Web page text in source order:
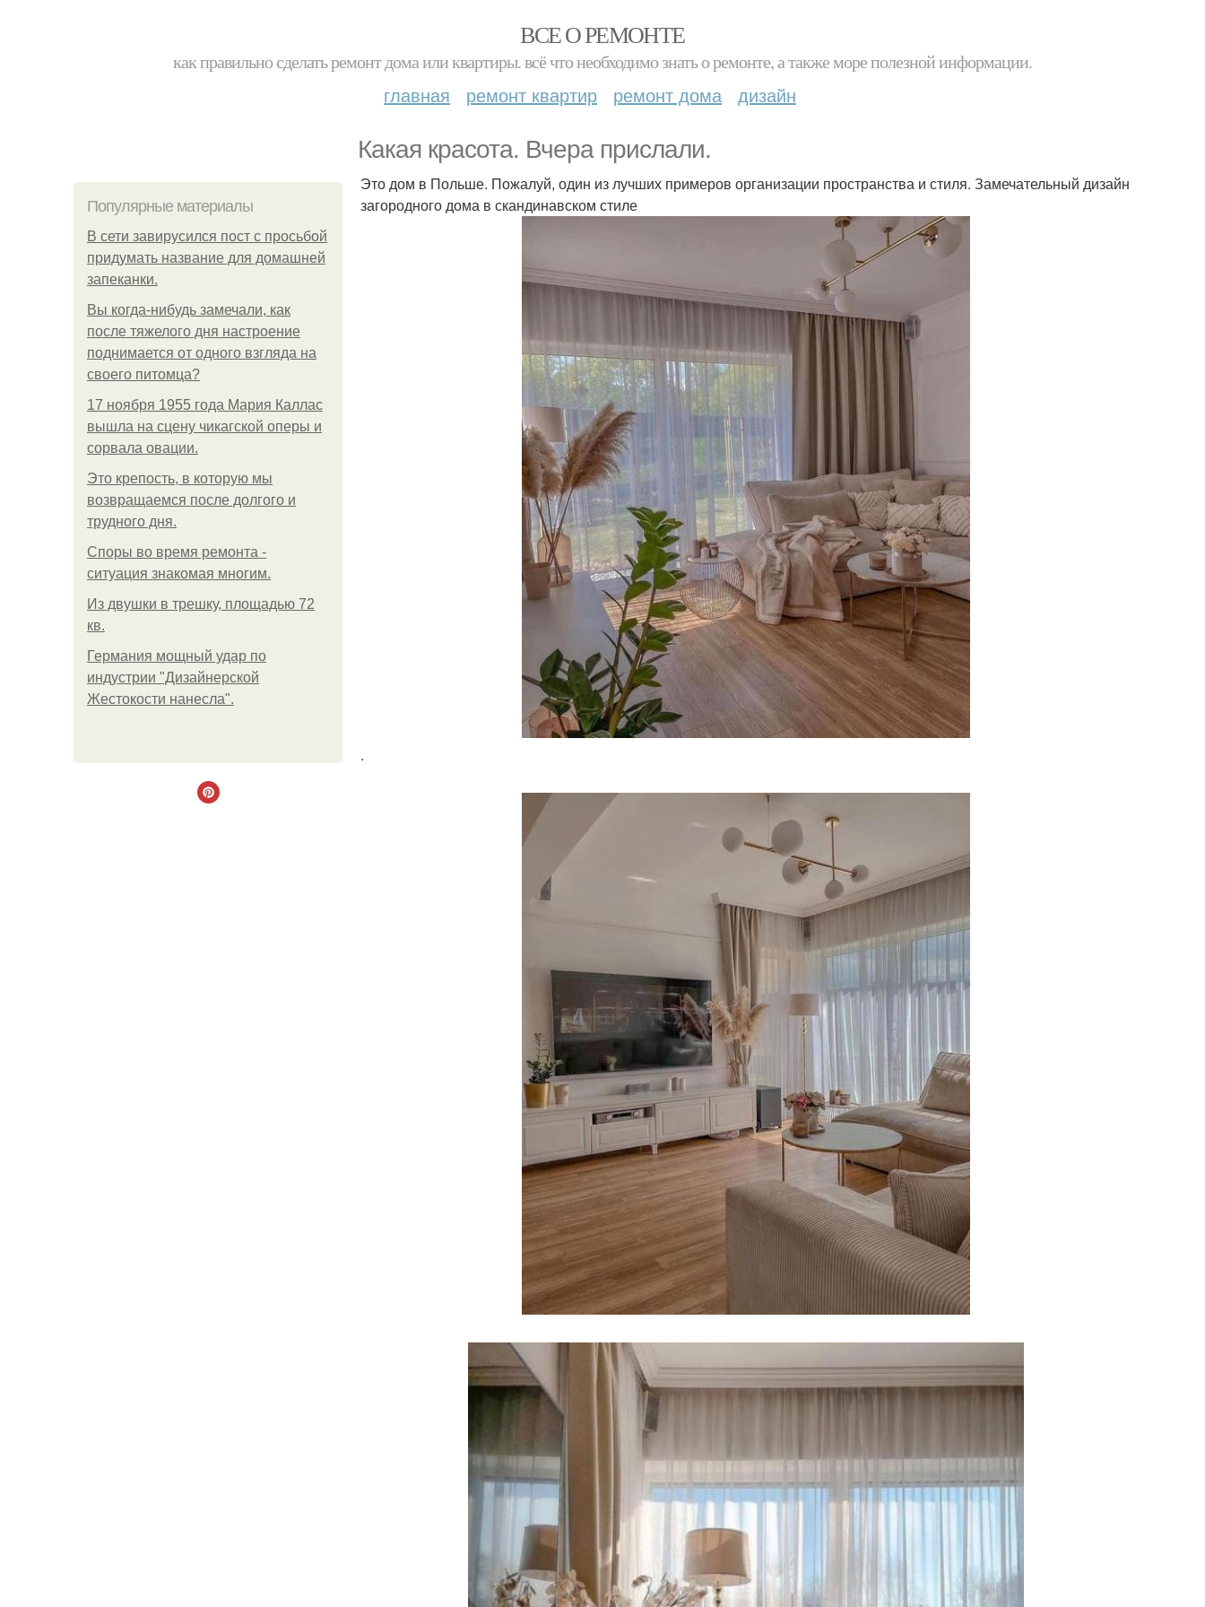
ВСЕ О РЕМОНТЕ
как правильно сделать ремонт дома или квартиры. всё что необходимо знать о ремонте, а также море полезной информации.
главная ремонт квартир ремонт дома дизайн
Какая красота. Вчера прислали.
Популярные материалы
В сети завирусился пост с просьбой
придумать название для домашней
запеканки.
Вы когда-нибудь замечали, как
после тяжелого дня настроение
поднимается от одного взгляда на
своего питомца?
17 ноября 1955 года Мария Каллас
вышла на сцену чикагской оперы и
сорвала овации.
Это крепость, в которую мы
возвращаемся после долгого и
трудного дня.
Споры во время ремонта -
ситуация знакомая многим.
Из двушки в трешку, площадью 72
кв.
Германия мощный удар по
индустрии "Дизайнерской
Жестокости нанесла".
Это дом в Польше. Пожалуй, один из лучших примеров организации пространства и стиля. Замечательный дизайн
загородного дома в скандинавском стиле
.